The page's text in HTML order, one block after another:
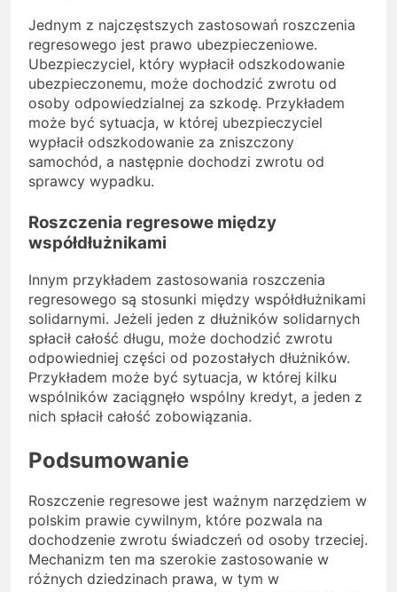
Jednym z najczęstszych zastosowań roszczenia
regresowego jest prawo ubezpieczeniowe.
Ubezpieczyciel, który wypłacił odszkodowanie
ubezpieczonemu, może dochodzić zwrotu od
osoby odpowiedzialnej za szkodę. Przykładem
może być sytuacja, w której ubezpieczyciel
wypłacił odszkodowanie za zniszczony
samochód, a następnie dochodzi zwrotu od
sprawcy wypadku.
Roszczenia regresowe między
współdłużnikami
Innym przykładem zastosowania roszczenia
regresowego są stosunki między współdłużnikami
solidarnymi. Jeżeli jeden z dłużników solidarnych
spłacił całość długu, może dochodzić zwrotu
odpowiedniej części od pozostałych dłużników.
Przykładem może być sytuacja, w której kilku
wspólników zaciągnęło wspólny kredyt, a jeden z
nich spłacił całość zobowiązania.
Podsumowanie
Roszczenie regresowe jest ważnym narzędziem w
polskim prawie cywilnym, które pozwala na
dochodzenie zwrotu świadczeń od osoby trzeciej.
Mechanizm ten ma szerokie zastosowanie w
różnych dziedzinach prawa, w tym w